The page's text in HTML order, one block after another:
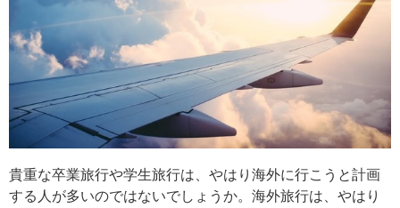
貴重な卒業旅行や学生旅行は、やはり海外に行こうと計画
する人が多いのではないでしょうか。海外旅行は、やはり